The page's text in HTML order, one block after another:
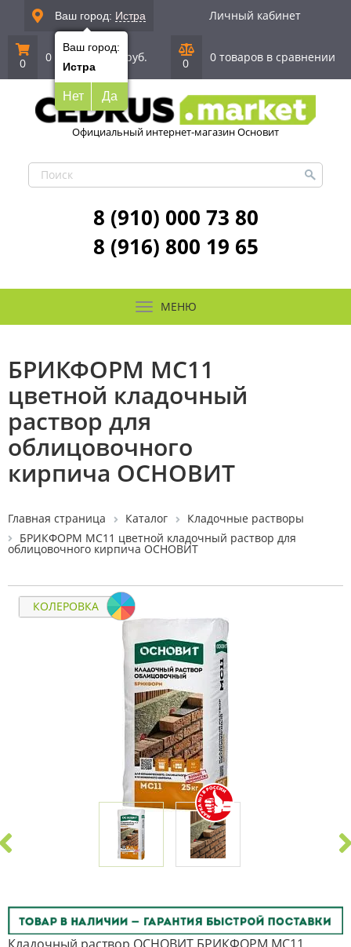
Ваш город: Истра
Ваш город:
Истра
Нет Да
Личный кабинет
0 0 позиций | 0 руб. 0 0 товаров в сравнении
Официальный интернет-магазин Основит
8 (910) 000 73 80
8 (916) 800 19 65
МЕНЮ
БРИКФОРМ MC11
цветной кладочный
раствор для
облицовочного
кирпича ОСНОВИТ
Главная страница Каталог
Кладочные растворы
БРИКФОРМ MC11 цветной кладочный раствор для
облицовочного кирпича ОСНОВИТ
КОЛЕРОВКА